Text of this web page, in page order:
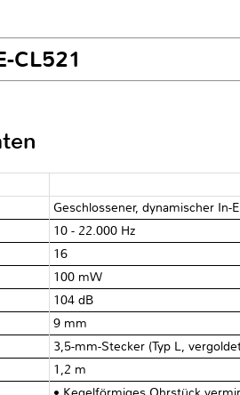
CL521
Geschlossener, dynamischer In-
10 - 22.000 Hz
16 Ω
100 mW
104 dB
9 mm
3,5-mm-Stecker (Typ L,
1,2 m